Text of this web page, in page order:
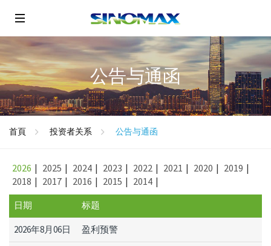
公告与通函
首頁 投资者关系 公告与通函
2026 | 2025 | 2024 | 2023 | 2022 | 2021 | 2020 | 2019 |
2018 | 2017 | 2016 | 2015 | 2014 |
日期 标题
2026年8月06日 盈利预警